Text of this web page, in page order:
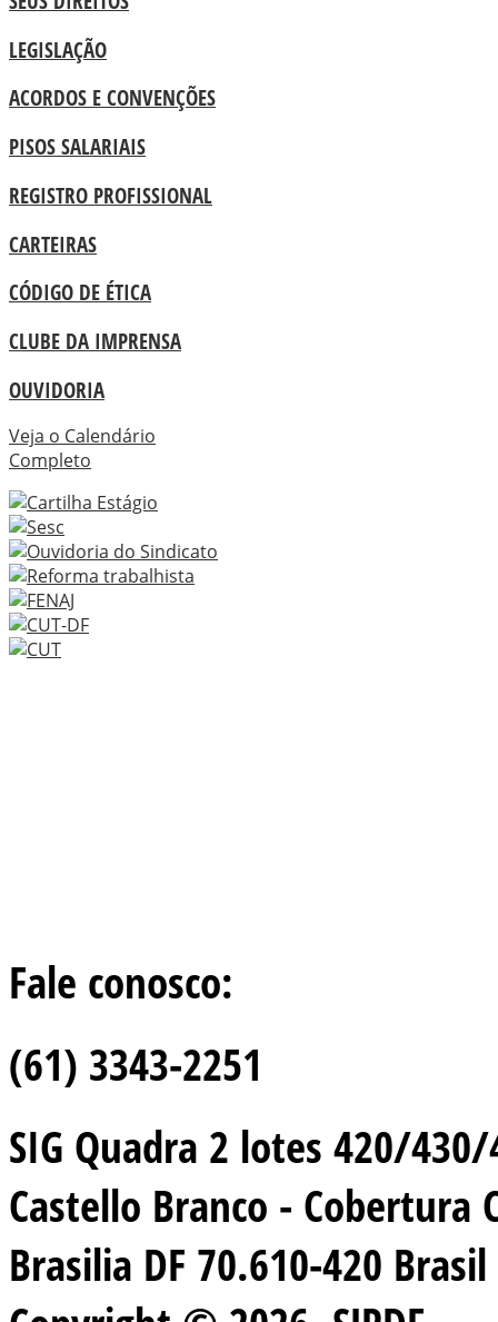
LEGISLAÇÃO
ACORDOS E CONVENÇÕES
PISOS SALARIAIS
REGISTRO PROFISSIONAL
CARTEIRAS
CÓDIGO DE ÉTICA
CLUBE DA IMPRENSA
OUVIDORIA
Veja o Calendário
Completo
Fale conosco:
(61) 3343-2251
SIG Quadra 2 lotes 420/
Castello Branco - Cobertura
Brasilia DF 70.610-420 Brasil